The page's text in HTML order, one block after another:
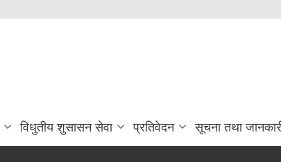
विधुतीय शुसासन सेवा प्रतिवेदन सूचना तथा